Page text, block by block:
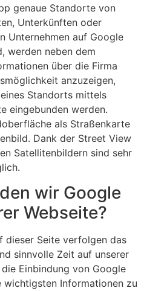
genaue Standorte von
Unterkünften oder
Unternehmen auf Google
werden neben dem
über die Firma
anzuzeigen,
Standorts mittels
eingebunden werden.
als Straßenkarte
Dank der Street View
Satellitenbildern sind sehr
wir Google
Webseite?
dieser Seite verfolgen das
sinnvolle Zeit auf unserer
Einbindung von Google
wichtigsten Informationen zu